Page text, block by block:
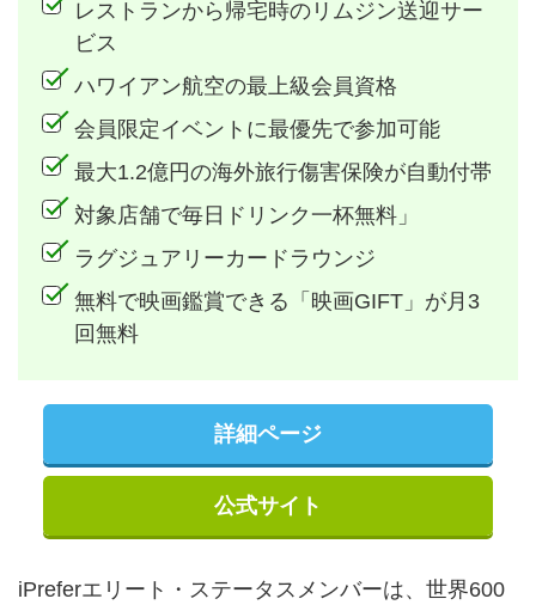
レストランから帰宅時のリムジン送迎サー
ビス
ハワイアン航空の最上級会員資格
会員限定イベントに最優先で参加可能
最大1.2億円の海外旅行傷害保険が自動付帯
対象店舗で毎日ドリンク一杯無料」
ラグジュアリーカードラウンジ
無料で映画鑑賞できる「映画GIFT」が月3
回無料
詳細ページ
公式サイト
iPreferエリート・ステータスメンバーは、世界600